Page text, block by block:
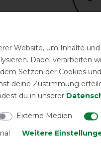
und
mit
und
Decke zur
von
integrierte
Website, um Inhalte
Dabei verarbeiten
Setzen der Cookies
deine Zustimmung
du in unserer
Externe Medien
Weitere